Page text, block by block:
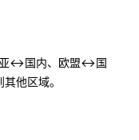
亚↔国内、欧盟↔国
他区域。